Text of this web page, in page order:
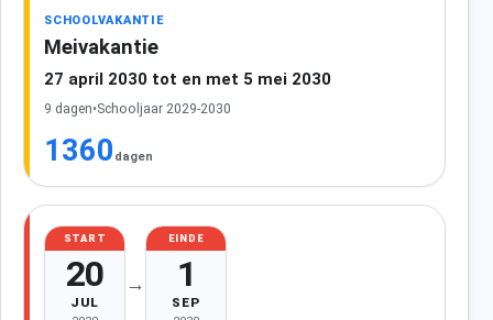
SCHOOLVAKANTIE
Meivakantie
27 april 2030 tot en met 5 mei 2030
9 dagen•Schooljaar 2029-2030
1360 dagen
START
20
JUL
→
EINDE
1
SEP